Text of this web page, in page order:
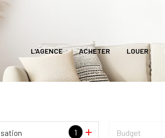
L'AGENCE ACHETER LOUER
1 Budget